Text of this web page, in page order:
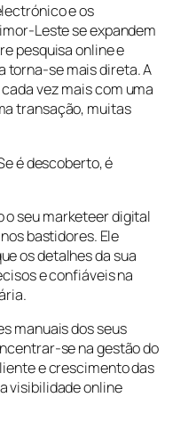
e os
Leste se expandem
pesquisa online e
torna-se mais direta. A
vez mais com uma
transação, muitas
é descoberto, é
o seu marketeer digital
bastidores. Ele
os detalhes da sua
e confiáveis na
manuais dos seus
se na gestão do
e crescimento das
visibilidade online